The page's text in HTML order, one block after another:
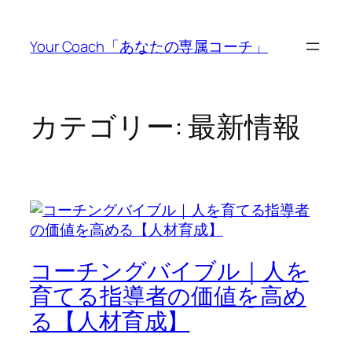
Your Coach「あなたの専属コーチ」
カテゴリー:最新情報
コーチングバイブル｜人を
育てる指導者の価値を高め
る【人材育成】